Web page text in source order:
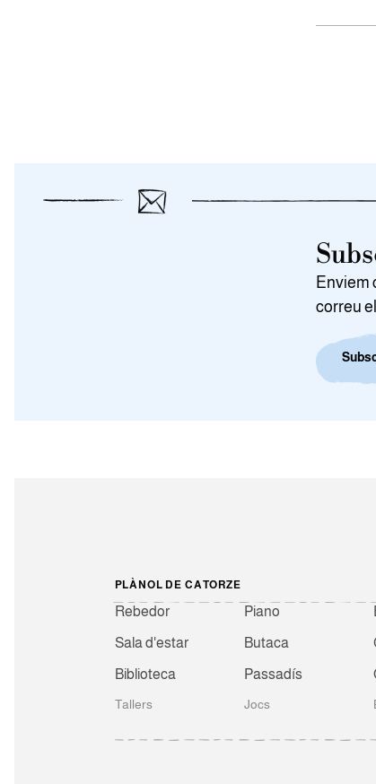
Enviem
correu
PLÀNOL DE CATORZE
Rebedor
Sala d'estar
Biblioteca
Piano
Butaca
Passadís
Tallers Jocs